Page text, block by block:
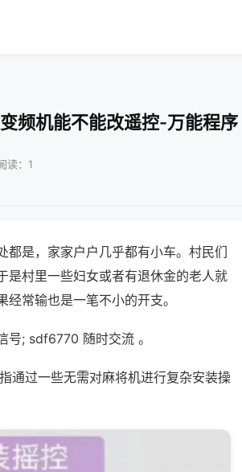
频机能不能改遥控-万能程序
读：1
都是，家家户户几乎都有小车。村民们
是村里一些妇女或者有退休金的老人就
常输也是一笔不小的开支。
号; sdf6770 随时交流 。
通过一些无需对麻将机进行复杂安装操